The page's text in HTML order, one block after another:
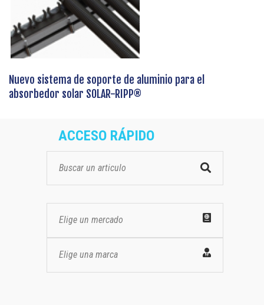
Nuevo sistema de soporte de aluminio para el
absorbedor solar SOLAR-RIPP®
ACCESO RÁPIDO
Elige un mercado
Elige una marca